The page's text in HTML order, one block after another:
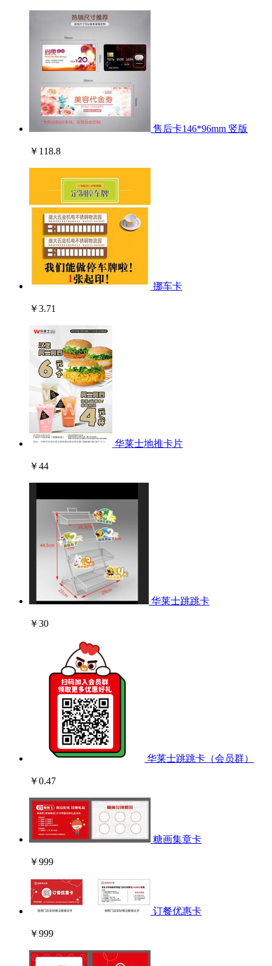
售后卡146*96mm 竖版
￥118.8
挪车卡
￥3.71
华莱士地推卡片
￥44
华莱士跳跳卡
￥30
华莱士跳跳卡（会员群）
￥0.47
糖画集章卡
￥999
订餐优惠卡
￥999